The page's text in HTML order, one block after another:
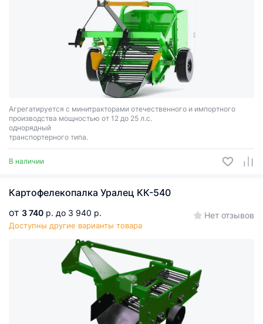
Агрегатируется с минитракторами отечественного и импортного
производства мощностью от 12 до 25 л.с.
однорядный
транспортерного типа.
В наличии
Картофелекопалка Уралец КК-540
от 3 740 р. до 3 940 р.
Доступны другие варианты товара
Нет отзывов